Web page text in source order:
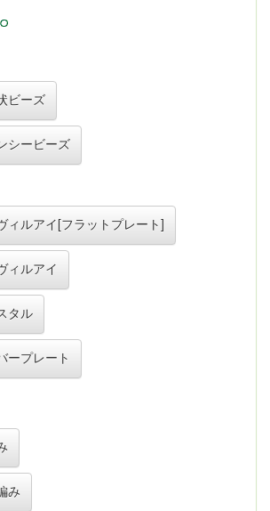
ビーズ
シービーズ
ィルアイ[フラットプレート]
ィルアイ
タル
ープレート
み